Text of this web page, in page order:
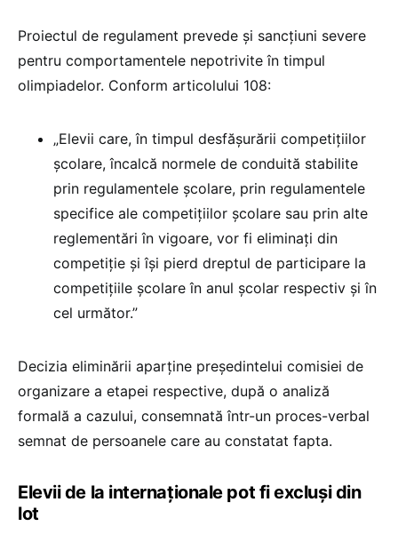
Proiectul de regulament prevede și sancțiuni severe
pentru comportamentele nepotrivite în timpul
olimpiadelor. Conform articolului 108:
„Elevii care, în timpul desfăşurării competițiilor
şcolare, încalcă normele de conduită stabilite
prin regulamentele şcolare, prin regulamentele
specifice ale competițiilor şcolare sau prin alte
reglementări în vigoare, vor fi eliminaţi din
competiţie şi își pierd dreptul de participare la
competițiile şcolare în anul școlar respectiv și în
cel următor.”
Decizia eliminării aparține președintelui comisiei de
organizare a etapei respective, după o analiză
formală a cazului, consemnată într-un proces-verbal
semnat de persoanele care au constatat fapta.
Elevii de la internaționale pot fi excluși din
lot